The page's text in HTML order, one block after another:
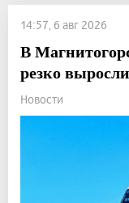
14:57, 6 авг 2026
В
резко выросли
Новости